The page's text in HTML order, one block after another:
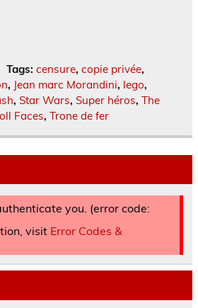
Tags: censure, copie privée,
, Jean marc Morandini, lego,
, Star Wars, Super héros, The
Faces, Trone de fer
you. (error code:
visit Error Codes &